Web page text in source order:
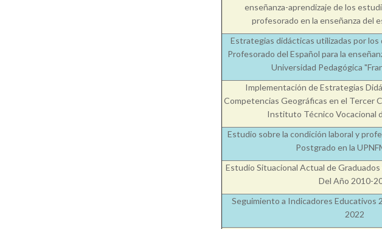
enseñanza-aprendizaje de los
profesorado en la enseñanza del
Estrategias didácticas utilizadas por
Profesorado del Español para la
Universidad Pedagógica
Implementación de Estrategias
Competencias Geográficas en el Tercer
Instituto Técnico Vocacional
Estudio sobre la condición laboral y
Postgrado en la
Estudio Situacional Actual de Graduados
Del Año 2010-
Seguimiento a Indicadores Educativos
2022